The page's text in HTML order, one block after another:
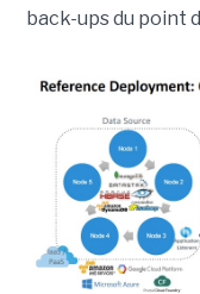
back-ups du point